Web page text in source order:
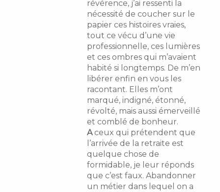
révérence, j’ai ressenti la
nécessité de coucher sur le
papier ces histoires vraies,
tout ce vécu d’une vie
professionnelle, ces lumières
et ces ombres qui m’avaient
habité si longtemps. De m’en
libérer enfin en vous les
racontant. Elles m’ont
marqué, indigné, étonné,
révolté, mais aussi émerveillé
et comblé de bonheur.
Aceux qui prétendent que
l’arrivée de la retraite est
quelque chose de
formidable, je leur réponds
que c’est faux. Abandonner
un métier dans lequel on a